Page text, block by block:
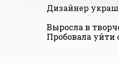
Дизайнер
Выросла в
Пробовала уйти